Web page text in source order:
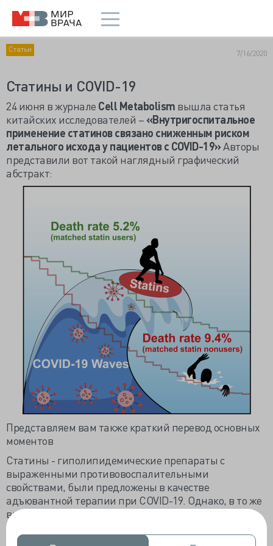
Статьи 7/16/2020
Статины и COVID-19
24 июня в журнале Cell Metabolism вышла статья
китайских исследователей –«Внутригоспитальное
применение статинов связано сниженным риском
летального исхода у пациентов с COVID-19»Авторы
представили вот такой наглядный графический
абстракт:
Представляем вам также краткий перевод основных
моментов
Статины - гиполипидемические препараты с
выраженными противовоспалительными
свойствами, были предложены в качестве
адъювантной терапии при COVID-19. Однако, в то же
время, статины могут увеличивать риск
проникновения SARS-CoV-2 за счет индуцирования
экспрессии АСЕ2. Авторы выполнили